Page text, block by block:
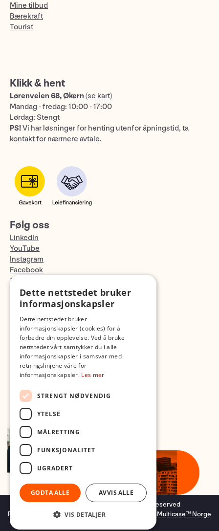
Mine tilbud
Bærekraft
Tourist
Klikk & hent
Lørenveien 68, Økern (se kart)
Mandag - fredag: 10:00 - 17:00
Lørdag: Stengt
PS!Vi har løsninger for henting utenfor åpningstid, ta
kontakt for nærmere avtale.
Følg oss
LinkedIn
YouTube
Instagram
Facebook
TikTok
Fotopodden
Copyright © 2026 Foto.no - All rights reserved
Forretningssystemog nettbutikkløsning
Multicase™ Norge
Dette nettstedet bruker
informasjonskapsler
Dette nettstedet bruker
informasjonskapsler (cookies) for å
forbedre din opplevelse. Ved å bruke
nettstedet vårt samtykker du i alle
informasjonskapsler i samsvar med
retningslinjene våre for
informasjonskapsler. Les mer
STRENGT NØDVENDIG
YTELSE
MÅLRETTING
FUNKSJONALITET
UGRADERT
GODTA ALLE AVVIS ALLE
VIS DETALJER